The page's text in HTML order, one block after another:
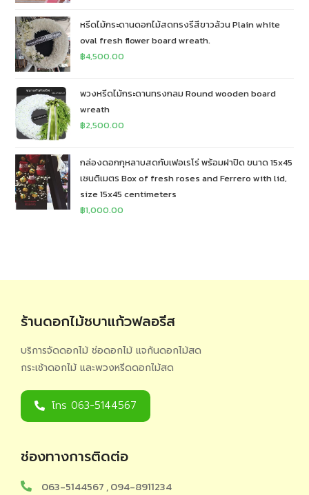
หรีดไม้กระดานดอกไม้สดทรงรีสีขาวล้วน Plain white
oval fresh flower board wreath.
฿4,500.00
พวงหรีดไม้กระดานทรงกลม Round wooden board
wreath
฿2,500.00
กล่องดอกกุหลาบสดกับเฟอเรโร่ พร้อมฝาปิด ขนาด 15x45
เซนติเมตร Box of fresh roses and Ferrero with lid,
size 15x45 centimeters
฿1,000.00
ร้านดอกไม้ชบาแก้วฟลอรีส
บริการจัดดอกไม้ ช่อดอกไม้ แจกันดอกไม้สด
กระเช้าดอกไม้ และพวงหรีดดอกไม้สด
โทร 063-5144567
ช่องทางการติดต่อ
063-5144567 , 094-8911234